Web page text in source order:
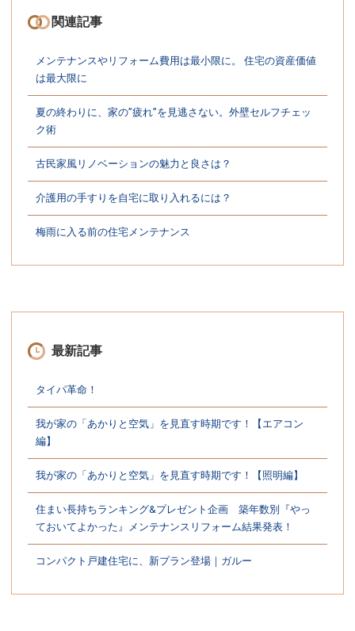
関連記事
メンテナンスやリフォーム費用は最小限に。 住宅の資産価値
は最大限に
夏の終わりに、家の”疲れ”を見逃さない。外壁セルフチェッ
ク術
古民家風リノベーションの魅力と良さは？
介護用の手すりを自宅に取り入れるには？
梅雨に入る前の住宅メンテナンス
最新記事
タイパ革命！
我が家の「あかりと空気」を見直す時期です！【エアコン
編】
我が家の「あかりと空気」を見直す時期です！【照明編】
住まい長持ちランキング&プレゼント企画 築年数別『やっ
ておいてよかった』メンテナンスリフォーム結果発表！
コンパクト戸建住宅に、新プラン登場｜ガルー